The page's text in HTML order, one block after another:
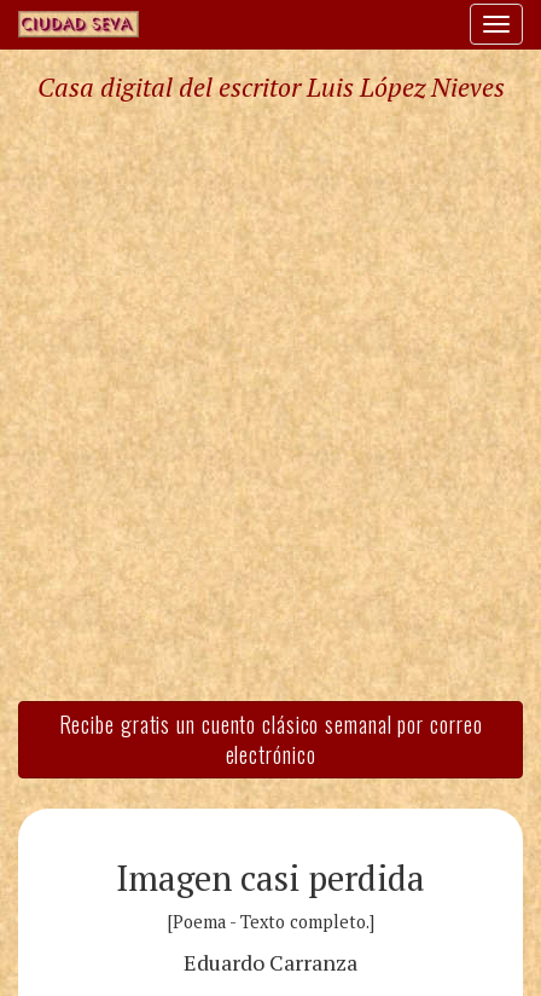
Casa digital del escritor Luis López Nieves
Recibe gratis un cuento clásico semanal por correo
electrónico
Imagen casi perdida
[Poema - Texto completo.]
Eduardo Carranza